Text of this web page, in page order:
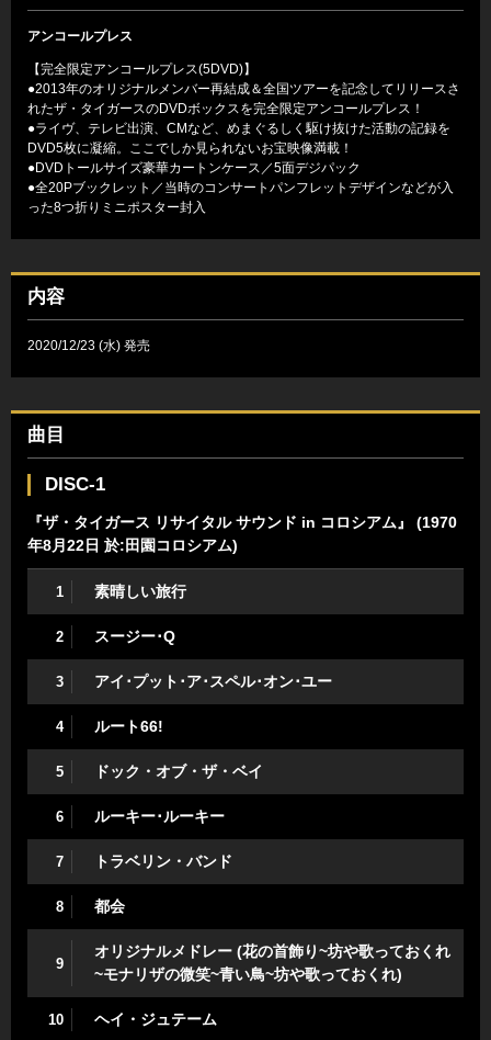
アンコールプレス
【完全限定アンコールプレス(5DVD)】
●2013年のオリジナルメンバー再結成＆全国ツアーを記念してリリースさ
れたザ・タイガースのDVDボックスを完全限定アンコールプレス！
●ライヴ、テレビ出演、CMなど、めまぐるしく駆け抜けた活動の記録を
DVD5枚に凝縮。ここでしか見られないお宝映像満載！
●DVDトールサイズ豪華カートンケース／5面デジパック
●全20Pブックレット／当時のコンサートパンフレットデザインなどが入
った8つ折りミニポスター封入
内容
2020/12/23 (水) 発売
曲目
DISC-1
『ザ・タイガース リサイタル サウンド in コロシアム』 (1970
年8月22日 於:田園コロシアム)
1 素晴しい旅行
2 スージー･Q
3 アイ･プット･ア･スペル･オン･ユー
4 ルート66!
5 ドック・オブ・ザ・ベイ
6 ルーキー･ルーキー
7 トラベリン・バンド
8 都会
9
オリジナルメドレー (花の首飾り~坊や歌っておくれ
~モナリザの微笑~青い鳥~坊や歌っておくれ)
10 ヘイ・ジュテーム